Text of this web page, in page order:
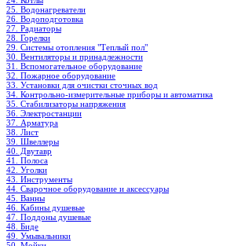
25. Водонагреватели
26. Водоподготовка
27. Радиаторы
28. Горелки
29. Системы отопления "Теплый пол"
30. Вентиляторы и принадлежности
31. Вспомогательное оборудование
32. Пожарное оборудование
33. Установки для очистки сточных вод
34. Контрольно-измерительные приборы и автоматика
35. Стабилизаторы напряжения
36. Электростанции
37. Арматура
38. Лист
39. Швеллеры
40. Двутавр
41. Полоса
42. Уголки
43. Инструменты
44. Сварочное оборудование и аксессуары
45. Ванны
46. Кабины душевые
47. Поддоны душевые
48. Биде
49. Умывальники